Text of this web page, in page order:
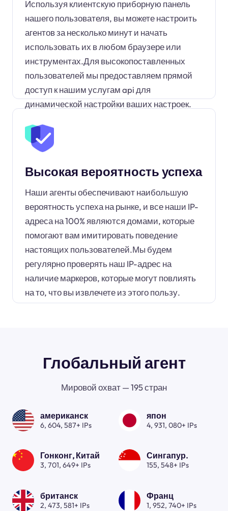
Используя клиентскую приборную панель
нашего пользователя, вы можете настроить
агентов за несколько минут и начать
использовать их в любом браузере или
инструментах.Для высокопоставленных
пользователей мы предоставляем прямой
доступ к нашим услугам api для
динамической настройки ваших настроек.
Высокая вероятность успеха
Наши агенты обеспечивают наибольшую
вероятность успеха на рынке, и все наши IP-
адреса на 100% являются домами, которые
помогают вам имитировать поведение
настоящих пользователей.Мы будем
регулярно проверять наш IP-адрес на
наличие маркеров, которые могут повлиять
на то, что вы извлечете из этого пользу.
Глобальный агент
Мировой охват — 195 стран
американск
6, 604, 587+ IPs
япон
4, 931, 080+ IPs
Гонконг, Китай
3, 701, 649+ IPs
Сингапур.
155, 548+ IPs
британск
2, 473, 581+ IPs
Франц
1, 952, 740+ IPs